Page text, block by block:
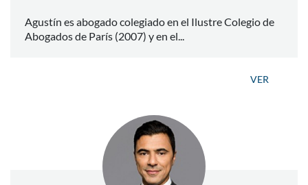
Agustín es abogado colegiado en el Ilustre Colegio de
Abogados de París (2007) y en el...
VER